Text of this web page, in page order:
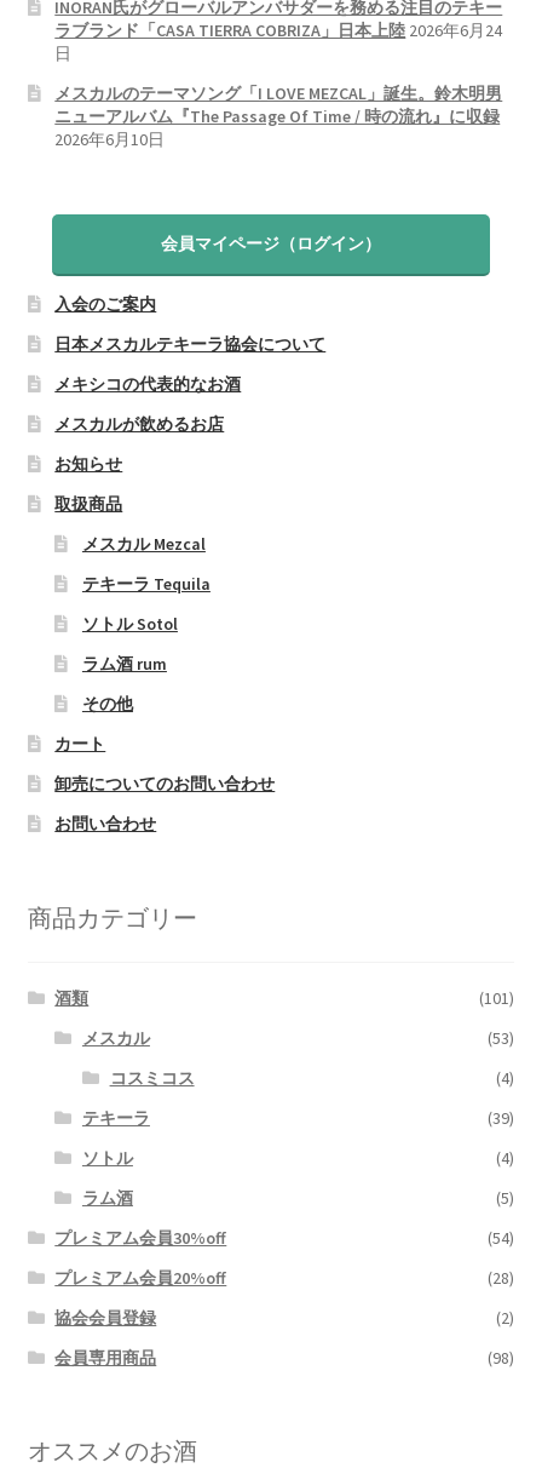
INORAN氏がグローバルアンバサダーを務める注目のテキー
ラブランド「CASA TIERRA COBRIZA」日本上陸 2026年6月24
日
メスカルのテーマソング「I LOVE MEZCAL」誕生。鈴木明男
ニューアルバム『The Passage Of Time / 時の流れ』に収録
2026年6月10日
会員マイページ（ログイン）
入会のご案内
日本メスカルテキーラ協会について
メキシコの代表的なお酒
メスカルが飲めるお店
お知らせ
取扱商品
メスカル Mezcal
テキーラ Tequila
ソトル Sotol
ラム酒 rum
その他
カート
卸売についてのお問い合わせ
お問い合わせ
商品カテゴリー
酒類
(101)
メスカル
(53)
コスミコス
(4)
テキーラ
(39)
ソトル
(4)
ラム酒
(5)
プレミアム会員30%off
(54)
プレミアム会員20%off
(28)
協会会員登録
(2)
会員専用商品
(98)
オススメのお酒